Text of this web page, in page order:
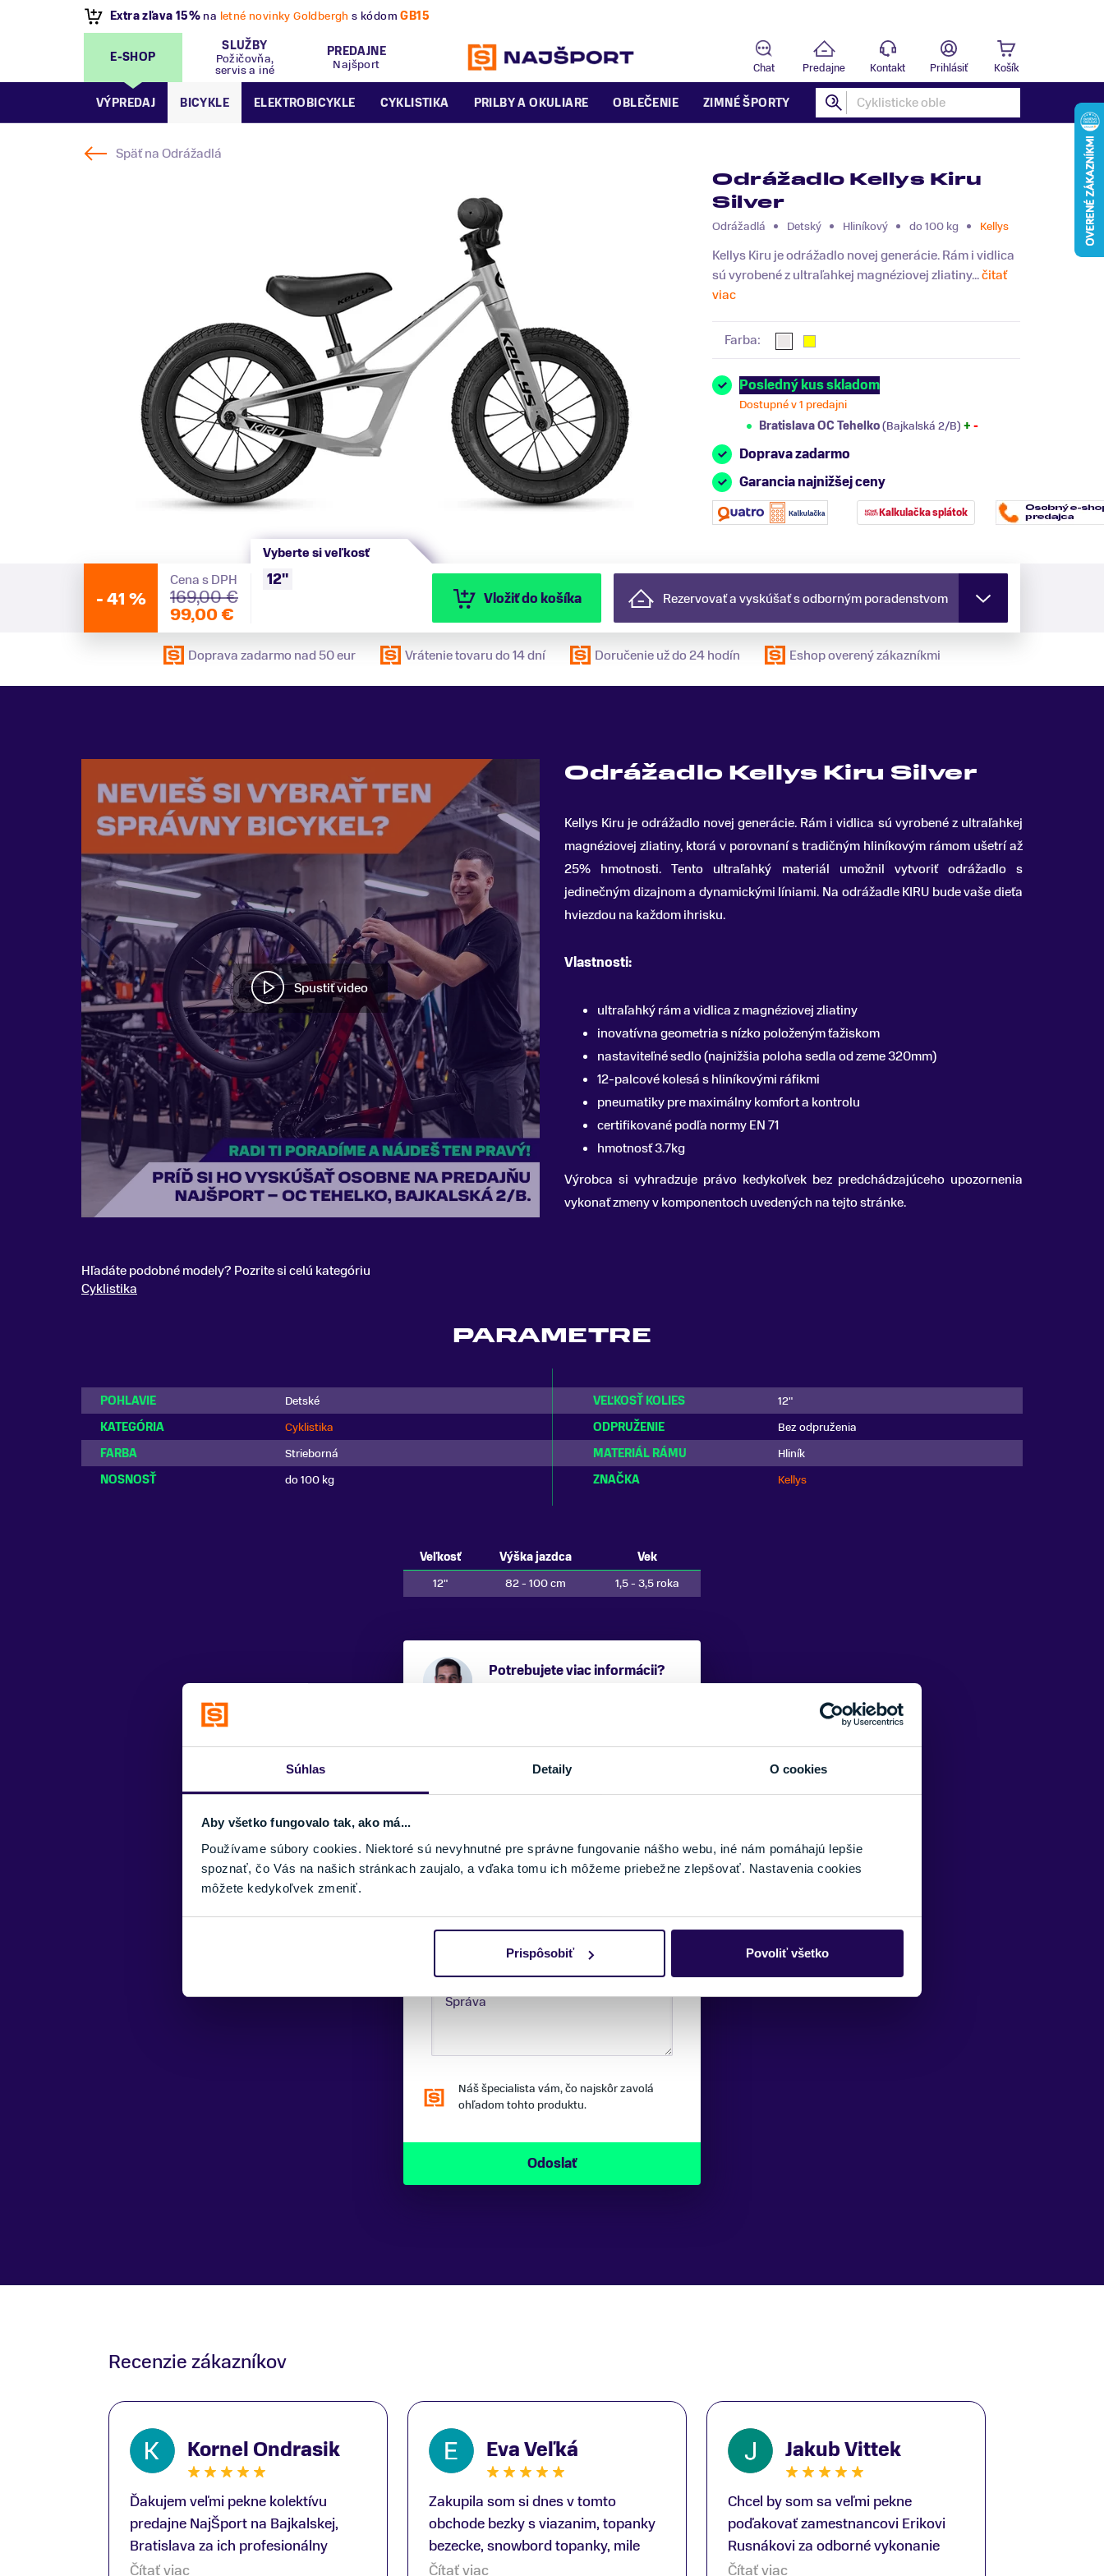
Súhlas Detaily O cookies
Aby všetko fungovalo tak, ako má...
Používame súbory cookies. Niektoré sú nevyhnutné pre správne fungovanie nášho webu, iné nám pomáhajú lepšie
spoznať, čo Vás na našich stránkach zaujalo, a vďaka tomu ich môžeme priebežne zlepšovať. Nastavenia cookies
môžete kedykoľvek zmeniť.
Prispôsobiť Povoliť všetko
VÝPREDAJ- Zľavy až 70%.Pripravte sa na letnú a zimnú sezónu už dnes!
E-SHOP
SLUŽBY
Požičovňa,
servis a iné
PREDAJNE
Najšport
Chat Predajne Kontakt Prihlásiť Košík
VÝPREDAJ BICYKLE ELEKTROBICYKLE CYKLISTIKA PRILBY A OKULIARE OBLEČENIE ZIMNÉ ŠPORTY
Späť naOdrážadlá
Odrážadlo Kellys Kiru
Silver
Odrážadlá Detský Hliníkový do 100 kg Kellys
Kellys Kiru je odrážadlo novej generácie. Rám i vidlica
sú vyrobené z ultraľahkej magnéziovej zliatiny...čitať
viac
Farba:
Posledný kus skladom
Dostupné v 1 predajni
Bratislava OC Tehelko(Bajkalská 2/B) + -
Doprava zadarmo
Garancia najnižšej ceny
Kalkulačka splátok
-41 %
Cena s DPH
169,00 €
99,00 €
Vyberte si veľkosť
12"
Vložiť do košíka Rezervovať a vyskúšať s odborným poradenstvom
Doprava zadarmo nad 50 eur Vrátenie tovaru do 14 dní Doručenie už do 24 hodín Eshop overený zákazníkmi
Spustiť video
Odrážadlo Kellys Kiru Silver
Kellys Kiru je odrážadlo novej generácie.Rám i vidlica sú vyrobené z ultraľahkej
magnéziovej zliatiny, ktorá v porovnaní s tradičným hliníkovým rámom ušetrí až
25% hmotnosti. Tento ultraľahký materiál umožnil vytvoriť odrážadlo s
jedinečným dizajnom a dynamickými líniami. Na odrážadle KIRU bude vaše dieťa
hviezdou na každom ihrisku.
Vlastnosti:
ultraľahký rám a vidlica z magnéziovej zliatiny
inovatívna geometria s nízko položeným ťažiskom
nastaviteľné sedlo (najnižšia poloha sedla od zeme 320mm)
12-palcové kolesá s hliníkovými ráfikmi
pneumatiky pre maximálny komfort a kontrolu
certifikované podľa normy EN 71
hmotnosť 3.7kg
Výrobca si vyhradzuje právo kedykoľvek bez predchádzajúceho upozornenia
vykonať zmeny v komponentoch uvedených na tejto stránke.
Hľadáte podobné modely? Pozrite si celú kategóriu
Cyklistika
PARAMETRE
POHLAVIE Detské VEĽKOSŤ KOLIES
12"
KATEGÓRIA
Cyklistika ODPRUŽENIE
Bez odpruženia
FARBA
Strieborná MATERIÁL RÁMU
Hliník
NOSNOSŤ
do 100 kg ZNAČKA Kellys
Veľkosť Výška jazdca
Vek
12"
82 - 100 cm 1,5 - 3,5 roka
Potrebujete viac informácii?
VAŠE MENO:
Náš špecialista vám, čo najskôr zavolá
ohľadom tohto produktu.
Recenzie zákazníkov
Kornel Ondrasik
Ďakujem veľmi pekne kolektívu
predajne NajŠport na Bajkalskej,
Bratislava za ich profesionálny
prístup k zákazníkom; Zvlášť
Čítať viac
Eva Veľká
Zakupila som si dnes v tomto
obchode bezky s viazanim, topanky
bezecke, snowbord topanky, mile
prekvapenie ako Peter, ktory nas
Čítať viac
Jakub Vittek
Chcel by som sa veľmi pekne
poďakovať zamestnancovi Erikovi
Rusnákovi za odborné vykonanie
bike-fittingu. Je to super človek na
Čítať viac